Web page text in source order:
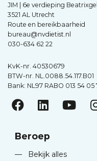
JIM | 6e verdieping
3521 AL Utrecht
Route en bereikbaarheid
bureau@nvdietist.nl
030-634 62 22
KvK-nr. 40530679
BTW-nr. NL.0088.54.117.B01
Bank: NL97 RABO 013 54 05
Beroep
—
Bekijk alles